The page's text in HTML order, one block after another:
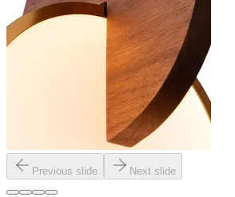
Previous slide Next slide